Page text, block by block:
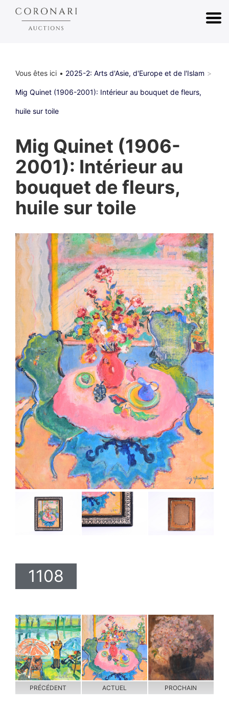
Vous êtes ici 2025-2: Arts d'Asie, d'Europe et de l'Islam
Mig Quinet (1906-2001): Intérieur au bouquet de fleurs,
huile sur toile
Mig Quinet (1906-
2001): Intérieur au
bouquet de fleurs,
huile sur toile
1108
PRÉCÉDENT ACTUEL PROCHAIN